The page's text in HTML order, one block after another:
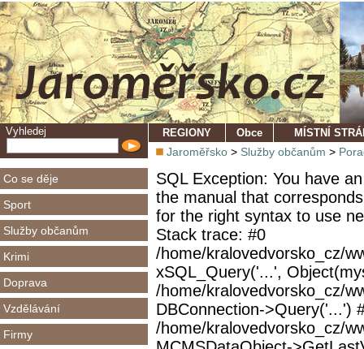
Vyhledej
Co se děje
Sport
Služby občanům
Krimi
Doprava
Vzdělávání
Firmy
REGIONY Obce MÍSTNÍ
Jaroměřsko > Služby občanům >
SQL Exception: You have
the manual that
for the right syntax to use
Stack trace: #0
/home/kralovedvorsko_cz/
xSQL_Query('...',
/home/kralovedvorsko_cz/
DBConnection->Query('...')
/home/kralovedvorsko_cz/